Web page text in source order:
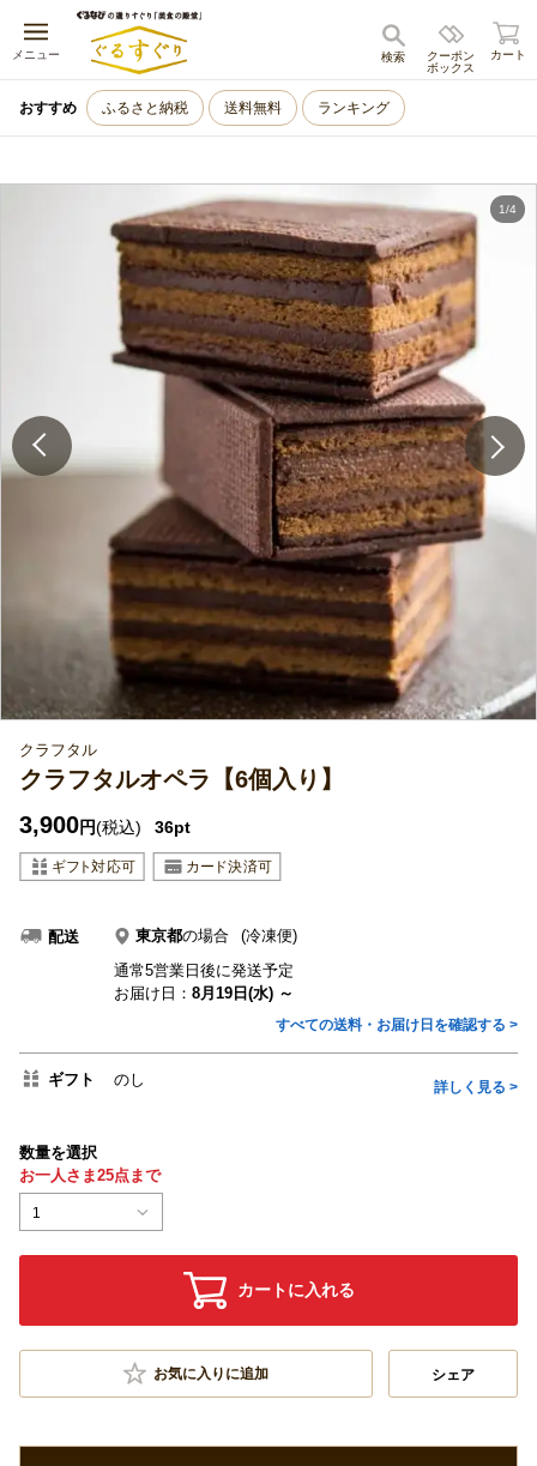
メニュー
キャンセル
クーポン
ボックス
検索 カート
おすすめ ふるさと納税 送料無料 ランキング
1/4
クラフタル
クラフタルオペラ【6個入り】
3,900円(税込) 36pt
配送 東京都の場合
(冷凍便)
通常5営業日後に発送予定
お届け日： 8月19日(水) ～
すべての送料・お届け日を確認する >
ギフト のし 詳しく見る >
数量を選択
お一人さま25点まで
1
カートに入れる
お気に入りに追加 シェア